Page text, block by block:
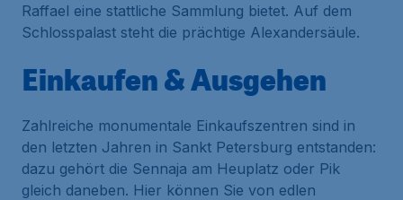
Raffael eine stattliche Sammlung bietet. Auf dem
Schlosspalast steht die prächtige Alexandersäule.
Einkaufen & Ausgehen
Zahlreiche monumentale Einkaufszentren sind in
den letzten Jahren in Sankt Petersburg entstanden:
dazu gehört die Sennaja am Heuplatz oder Pik
gleich daneben. Hier können Sie von edlen